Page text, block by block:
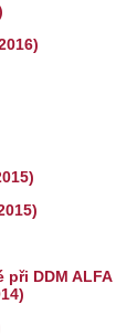
DDM ALFA